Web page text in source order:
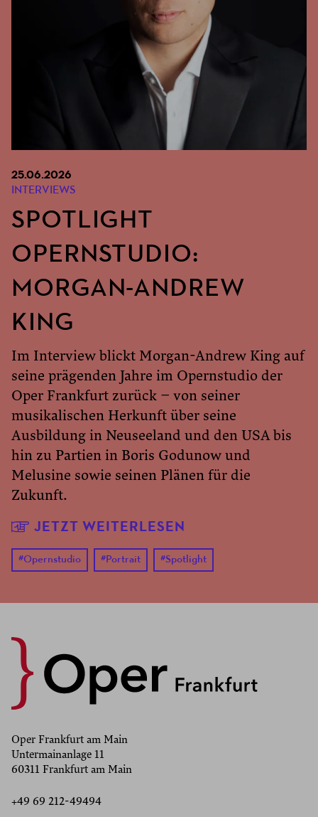
25.06.2026
INTERVIEWS
SPOTLIGHT
OPERNSTUDIO:
MORGAN-ANDREW
KING
Im Interview blickt Morgan-Andrew King auf
seine prägenden Jahre im Opernstudio der
Oper Frankfurt zurück – von seiner
musikalischen Herkunft über seine
Ausbildung in Neuseeland und den USA bis
hin zu Partien in Boris Godunow und
Melusine sowie seinen Plänen für die
Zukunft.
JETZT WEITERLESEN
#Opernstudio #Portrait #Spotlight
Oper Frankfurt am Main
Untermainanlage 11
60311 Frankfurt am Main
+49 69 212-49494